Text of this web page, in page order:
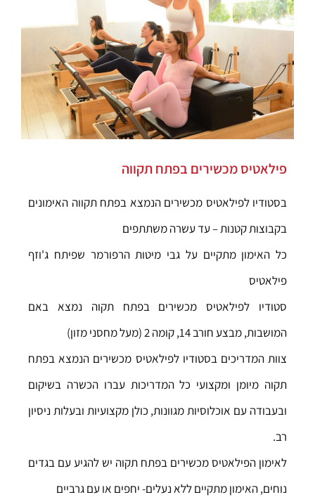
פילאטיס מכשירים בפתח תקווה
בסטודיו לפילאטיס מכשירים הנמצא בפתח תקווה האימונים
בקבוצות קטנות – עד עשרה משתתפים
כל האימון מתקיים על גבי מיטות הרפורמר שפיתח ג'וזף
פילאטיס
סטודיו לפילאטיס מכשירים בפתח תקוה נמצא באם
המושבות, מבצע חורב 14, קומה 2 (מעל מחסני מזון)
צוות המדריכים בסטודיו לפילאטיס מכשירים הנמצא בפתח
תקוה מיומן ומקצועי כל המדריכות עברו הכשרה בשיקום
ובעבודה עם אוכלוסיות מגוונות, כולן מקצועיות ובעלות ניסיון
רב.
לאימון הפילאטיס מכשירים בפתח תקוה יש להגיע עם בגדים
נוחים, האימון מתקיים ללא נעלים- יחפים או עם גרביים